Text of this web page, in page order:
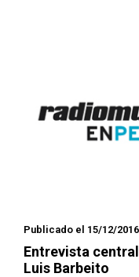
Publicado el 15/12/2016
Entrevista
Luis Barbeito